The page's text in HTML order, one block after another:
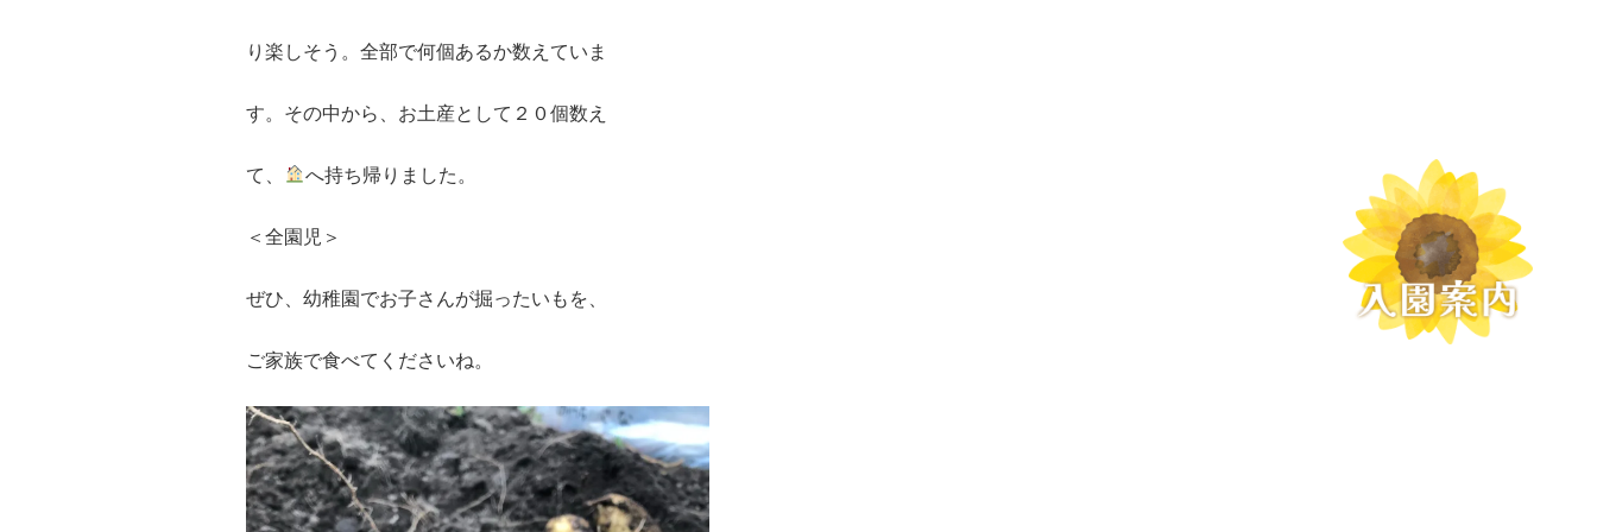
り楽しそう。全部で何個あるか数えていま
す。その中から、お土産として２０個数え
て、 へ持ち帰りました。
＜全園児＞
ぜひ、幼稚園でお子さんが掘ったいもを、
ご家族で食べてくださいね。